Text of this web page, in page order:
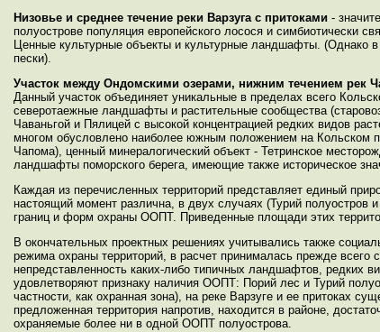
Низовье и среднее течение реки Варзуга с притоками -
полуострове популяция европейского лосося и симбиотически
Ценные культурные объекты и культурные ландшафты. (Однако
пески).
Участок между Ондомскими озерами, нижним течением рек
Данный участок объединяет уникальные в пределах всего
северотаежные ландшафты и растительные сообщества
Чаваньгой и Пялицей с высокой концентрацией редких видов
многом обусловлено наиболее южным положением на Кольском
Чапома), ценный минералогический объект - Тетринское
ландшафты поморского берега, имеющие также историческое
Каждая из перечисленных территорий представляет единый
настоящий момент различна, в двух случаях (Турий полуостров
границ и форм охраны ООПТ. Приведенные площади этих
В окончательных проектных решениях учитывались также
режима охраны территорий, в расчет принималась прежде
непредставленность каких-либо типичных ландшафтов, редких
удовлетворяют признаку наличия ООПТ: Порий лес и Турий
частности, как охранная зона), на реке Варзуге и ее притоках
предложенная территория напротив, находится в районе,
охраняемые более ни в одной ООПТ полуострова.